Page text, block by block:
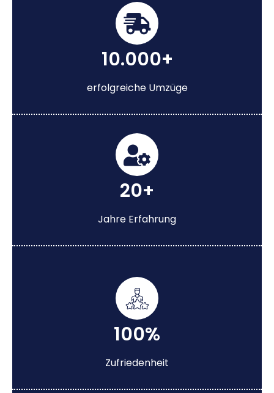
10.000+
erfolgreiche Umzüge
20+
Jahre Erfahrung
100%
Zufriedenheit